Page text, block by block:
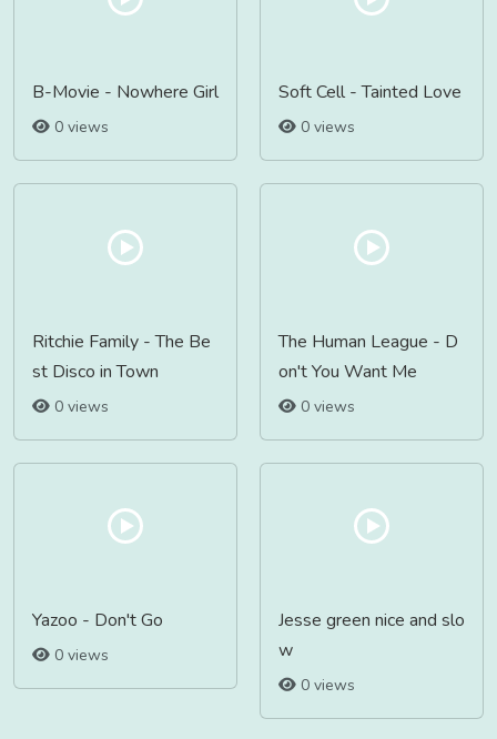
B-Movie - Nowhere Girl
0 views
Soft Cell - Tainted Love
0 views
Ritchie Family - The Be
st Disco in Town
0 views
The Human League - D
on't You Want Me
0 views
Yazoo - Don't Go
0 views
Jesse green nice and slo
w
0 views